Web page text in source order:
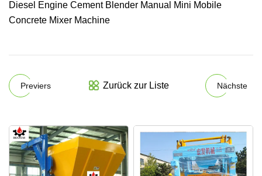
Previers Zurück zur Liste Nächste